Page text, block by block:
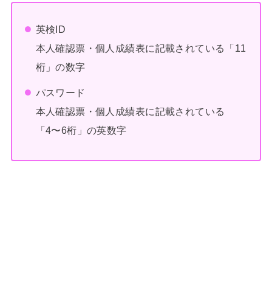
英検ID
本人確認票・個人成績表に記載されている「11
桁」の数字
パスワード
本人確認票・個人成績表に記載されている
「4〜6桁」の英数字